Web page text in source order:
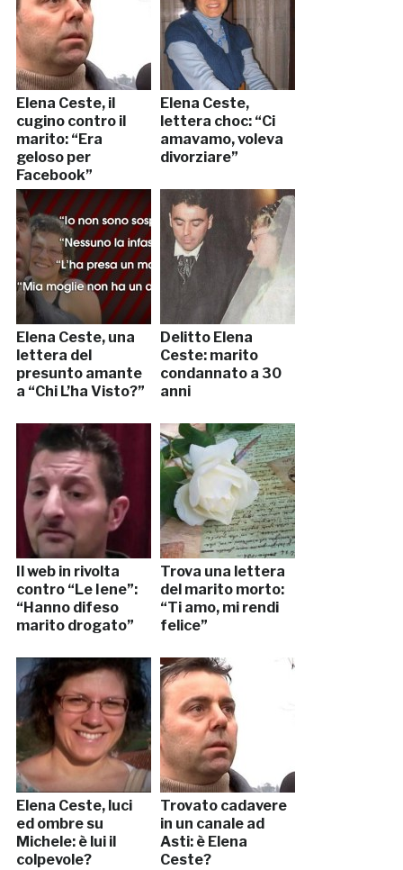
Elena Ceste, il
cugino contro il
marito: “Era
geloso per
Facebook”
Elena Ceste,
lettera choc: “Ci
amavamo, voleva
divorziare”
Elena Ceste, una
lettera del
presunto amante
a “Chi L’ha Visto?”
Delitto Elena
Ceste: marito
condannato a 30
anni
Il web in rivolta
contro “Le Iene”:
“Hanno difeso
marito drogato”
Trova una lettera
del marito morto:
“Ti amo, mi rendi
felice”
Elena Ceste, luci
ed ombre su
Michele: è lui il
colpevole?
Trovato cadavere
in un canale ad
Asti: è Elena
Ceste?